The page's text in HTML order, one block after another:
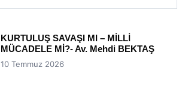
KURTULUŞ SAVAŞI MI – MİLLİ
MÜCADELE Mİ?- Av. Mehdi BEKTAŞ
10 Temmuz 2026